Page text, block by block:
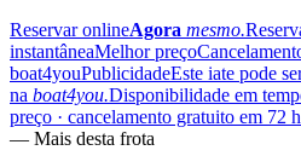
Reservar onlineAgora mesmo.
instantâneaMelhor preço
boat4youPublicidadeEste iate pode
na boat4you.Disponibilidade em
preço · cancelamento gratuito em 72
— Mais desta frota